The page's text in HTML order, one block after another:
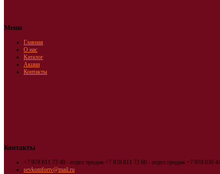
Меню
Главная
О нас
Каталог
Акции
Контакты
Контакты
+7 978 811 72 40 - отдел продаж +7 978 811 72 60 - отдел продаж +7 978 030
sevkomfortv@mail.ru